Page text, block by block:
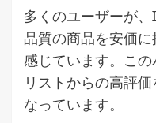
多くのユーザーが
品質の商品を安価
感じています。こ
リストからの高評
なっています。